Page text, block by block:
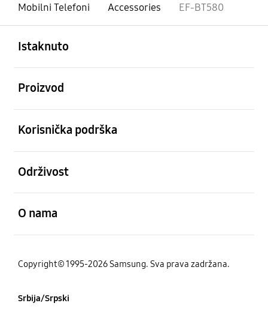
Mobilni Telefoni
Accessories EF-BT580
Istaknuto
Proizvod
Korisnička podrška
Održivost
O nama
Copyright© 1995-2026 Samsung. Sva prava zadržana.
Srbija/Srpski